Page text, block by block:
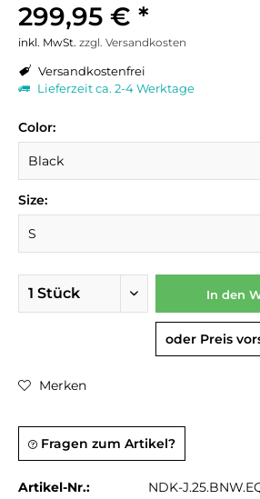
299,95 € *
inkl. MwSt. zzgl. Versandkosten
Versandkostenfrei
Lieferzeit ca. 2-4 Werktage
Color:
Size:
In den
oder Preis
Merken
Fragen zum Artikel?
Artikel-Nr.:
NDK-